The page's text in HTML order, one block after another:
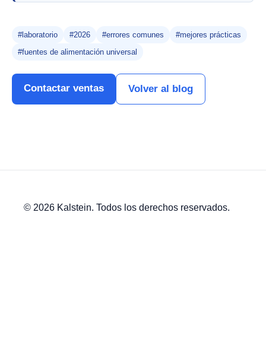
#laboratorio #2026 #errores comunes
#mejores prácticas
#fuentes de alimentación universal
Contactar ventas Volver al blog
© 2026 Kalstein. Todos los derechos reservados.